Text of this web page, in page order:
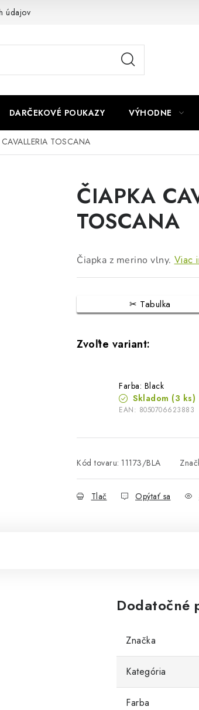
údajov
DARČEKOVÉ POUKAZY VÝHODNE
TOSCANA
ČIAPKA
TOSCANA
Čiapka z merino vlny. Viac
Tabulka
Farba: Black
Skladom (3 ks)
EAN: 8050706623883
Kód tovaru: 11173/BLA
Tlač Opýtať sa
Dodatočné
Značka
Kategória
Farba